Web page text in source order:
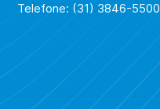
Telefone: (31) 3846-5500